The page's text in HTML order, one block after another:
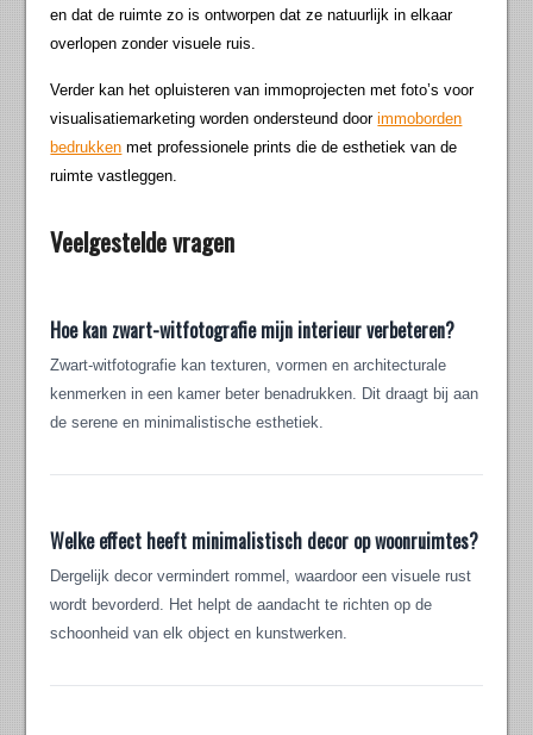
en dat de ruimte zo is ontworpen dat ze natuurlijk in elkaar
overlopen zonder visuele ruis.
Verder kan het opluisteren van immoprojecten met foto’s voor
visualisatiemarketing worden ondersteund doorimmoborden
bedrukken met professionele prints die de esthetiek van de
ruimte vastleggen.
Veelgestelde vragen
Hoe kan zwart-witfotografie mijn interieur verbeteren?
Zwart-witfotografie kan texturen, vormen en architecturale
kenmerken in een kamer beter benadrukken. Dit draagt bij aan
de serene en minimalistische esthetiek.
Welke effect heeft minimalistisch decor op woonruimtes?
Dergelijk decor vermindert rommel, waardoor een visuele rust
wordt bevorderd. Het helpt de aandacht te richten op de
schoonheid van elk object en kunstwerken.